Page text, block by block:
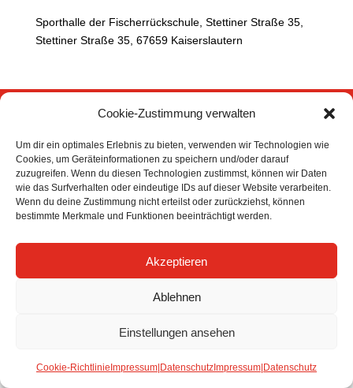
Cookie-Zustimmung verwalten
Um dir ein optimales Erlebnis zu bieten, verwenden wir Technologien wie
Cookies, um Geräteinformationen zu speichern und/oder darauf
zuzugreifen. Wenn du diesen Technologien zustimmst, können wir Daten
wie das Surfverhalten oder eindeutige IDs auf dieser Website verarbeiten.
Wenn du deine Zustimmung nicht erteilst oder zurückziehst, können
bestimmte Merkmale und Funktionen beeinträchtigt werden.
Akzeptieren
Ablehnen
Einstellungen ansehen
Cookie-RichtlinieImpressum|DatenschutzImpressum|Datenschutz
Sporthalle der Fischerrückschule, Stettiner Straße 35,
Stettiner Straße 35, 67659 Kaiserslautern